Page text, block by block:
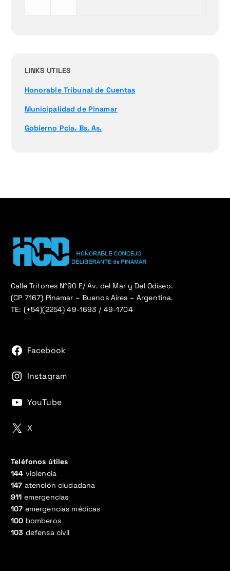
LINKS UTILES
Honorable Tribunal de Cuentas
Municipalidad de Pinamar
Gobierno Pcia. Bs. As.
Calle Tritones N°90 E/ Av. del Mar y Del Odiseo.
(CP 7167) Pinamar – Buenos Aires – Argentina.
TE: (+54)(2254) 49-1693 / 49-1704
Facebook
Instagram
YouTube
X
Teléfonos útiles
144 violencia
147 atención ciudadana
911 emergencias
107 emergencias médicas
100 bomberos
103 defensa civil